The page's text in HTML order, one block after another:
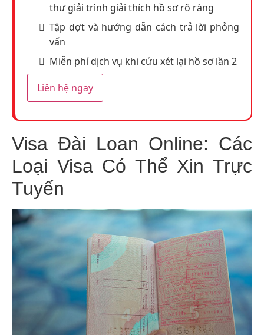
thư giải trình giải thích hồ sơ rõ ràng
Tập dợt và hướng dẫn cách trả lời phỏng
vấn
Miễn phí dịch vụ khi cứu xét lại hồ sơ lần 2
Liên hệ ngay
Visa Đài Loan Online: Các
Loại Visa Có Thể Xin Trực
Tuyến